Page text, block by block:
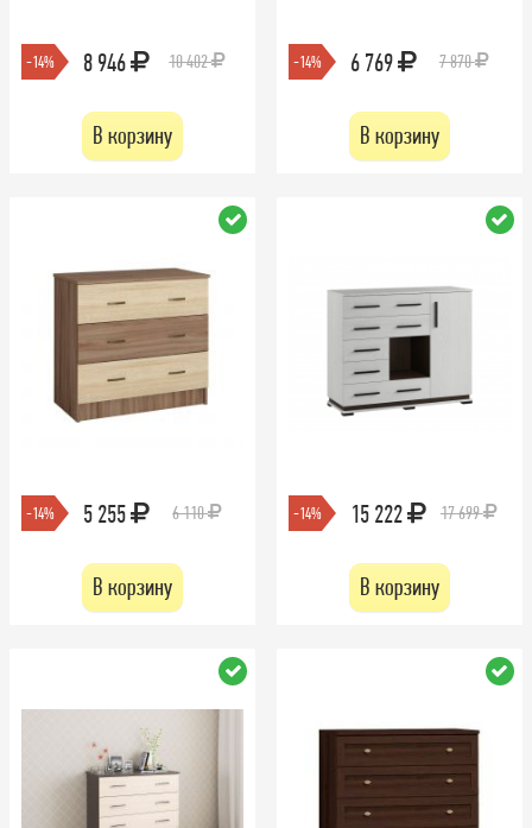
-14% 8 946 10 402
В корзину
-14% 6 769 7 870
В корзину
-14% 5 255 6 110
В корзину
-14% 15 222 17 699
В корзину